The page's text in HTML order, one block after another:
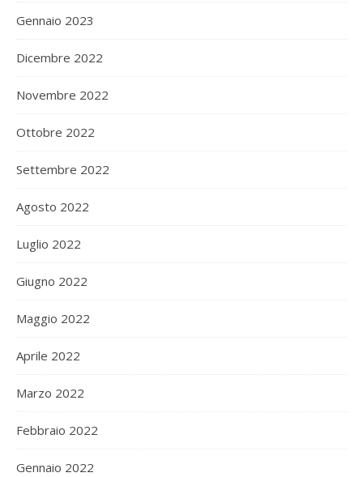
Gennaio 2023
Dicembre 2022
Novembre 2022
Ottobre 2022
Settembre 2022
Agosto 2022
Luglio 2022
Giugno 2022
Maggio 2022
Aprile 2022
Marzo 2022
Febbraio 2022
Gennaio 2022